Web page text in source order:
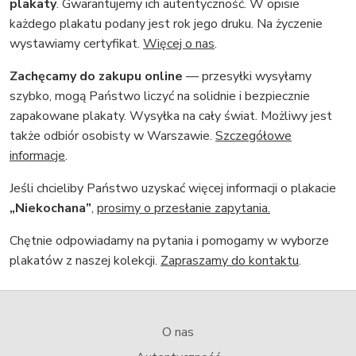
plakaty. Gwarantujemy ich autentyczność. W opisie
każdego plakatu podany jest rok jego druku. Na życzenie
wystawiamy certyfikat. Więcej o nas.
Zachęcamy do zakupu online — przesyłki wysyłamy
szybko, mogą Państwo liczyć na solidnie i bezpiecznie
zapakowane plakaty. Wysyłka na cały świat. Możliwy jest
także odbiór osobisty w Warszawie. Szczegółowe
informacje.
Jeśli chcieliby Państwo uzyskać więcej informacji o plakacie
„Niekochana”, prosimy o przesłanie zapytania.
Chętnie odpowiadamy na pytania i pomogamy w wyborze
plakatów z naszej kolekcji. Zapraszamy do kontaktu.
O nas